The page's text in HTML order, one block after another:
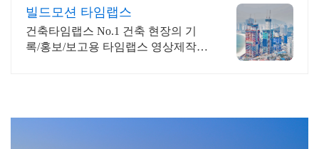
빌드모션 타임랩스
건축타임랩스 No.1 건축 현장의 기
록/홍보/보고용 타임랩스 영상제작